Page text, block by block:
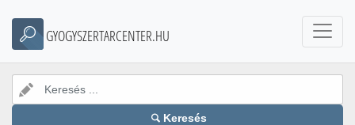
GYOGYSZERTARCENTER.HU
Keresés